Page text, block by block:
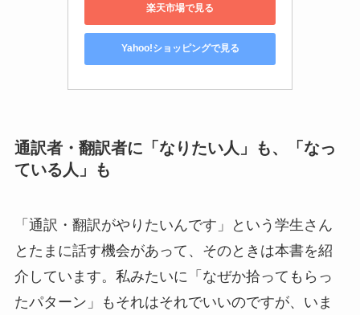
楽天市場で見る
Yahoo!ショッピングで見る
通訳者・翻訳者に「なりたい人」も、「なっ
ている人」も
「通訳・翻訳がやりたいんです」という学生さん
とたまに話す機会があって、そのときは本書を紹
介しています。私みたいに「なぜか拾ってもらっ
たパターン」もそれはそれでいいのですが、いま